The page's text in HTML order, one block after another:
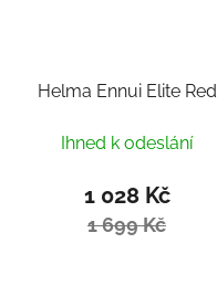
Helma Ennui Elite Red
Ihned k odeslání
1 028 Kč
1 699 Kč